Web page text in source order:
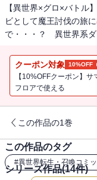
【異世界×グロ×バト
ビとして魔王討伐の旅
で・・・？ 異世界系ダ
クーポン対象 10%OFF
【10%OFFクーポン】
フロアで使える
この作品の1巻
この作品のタグ
#異世界転生・召喚コミ
シリーズ作品(14件)